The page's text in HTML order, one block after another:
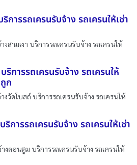
การรถเครนรับจ้าง รถเครนให้เช่า
สามเงา บริการรถเครนรับจ้าง รถเครนให้
ริการรถเครนรับจ้าง รถเครนให้
ก
งวัดโบสถ์ บริการรถเครนรับจ้าง รถเครนให้
การรถเครนรับจ้าง รถเครนให้เช่า
งดอนตูม บริการรถเครนรับจ้าง รถเครนให้